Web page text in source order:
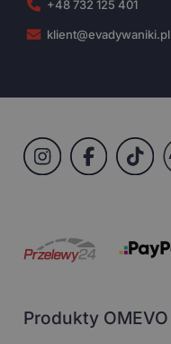
+48 732 125 401
klient@evadywaniki.pl
Produkty OMEVO